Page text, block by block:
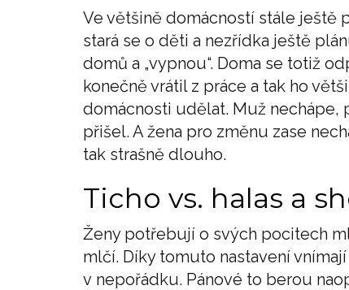
Ve většině domácností stále ještě
stará se o děti a nezřídka ještě
domů a „vypnou“. Doma se totiž
konečně vrátil z práce a tak ho
domácnosti udělat. Muž nechápe,
přišel. A žena pro změnu zase
tak strašně dlouho.
Ticho vs. halas a
Ženy potřebují o svých pocitech
mlčí. Díky tomuto nastavení
v nepořádku. Pánové to berou